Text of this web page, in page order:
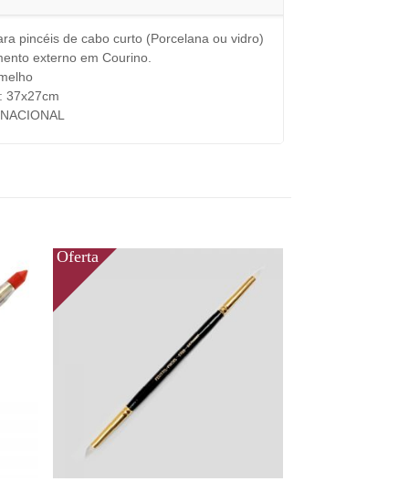
pincéis de cabo curto (Porcelana ou vidro)
externo em Courino.
37x27cm